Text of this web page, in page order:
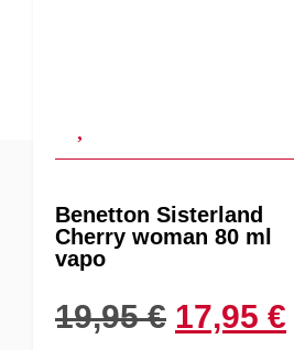
Benetton Sisterland
Cherry woman 80 ml
vapo
19,95€ 17,95 €